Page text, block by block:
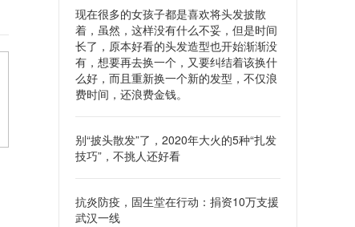
现在很多的女孩子都是喜欢将头发披散
着，虽然，这样没有什么不妥，但是时间
长了，原本好看的头发造型也开始渐渐没
有，想要再去换一个，又要纠结着该换什
么好，而且重新换一个新的发型，不仅浪
费时间，还浪费金钱。
别“披头散发”了，2020年大火的5种“扎发
技巧”，不挑人还好看
抗炎防疫，固生堂在行动：捐资10万支援
武汉一线